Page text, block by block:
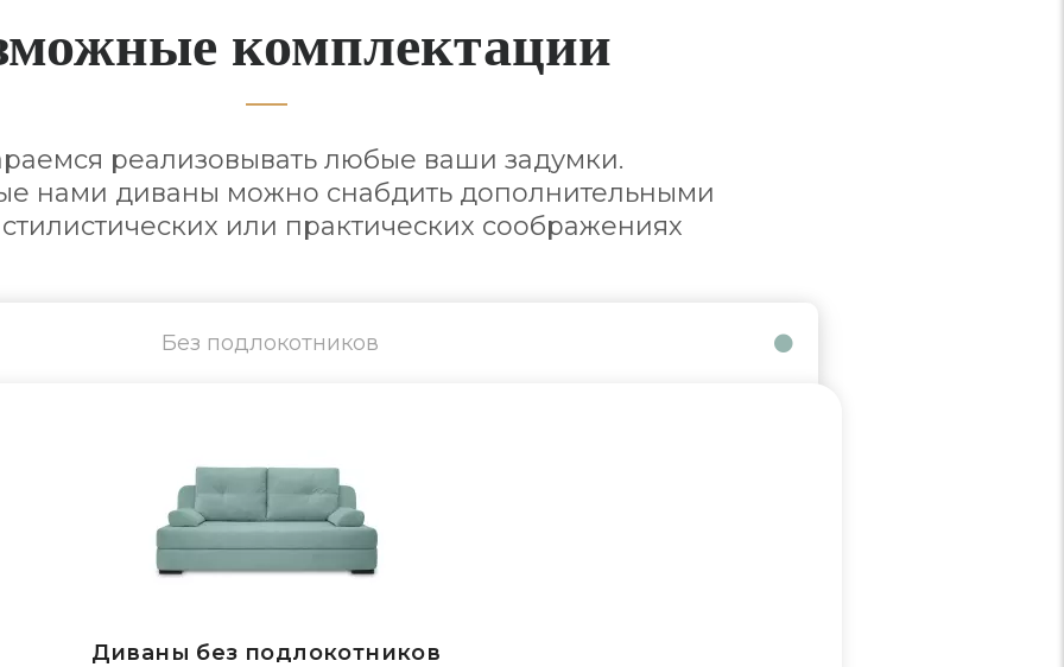
комплектации
реализовывать любые ваши задумки.
нами диваны можно снабдить дополнительными
или практических соображениях
Без подлокотников
Диваны без подлокотников